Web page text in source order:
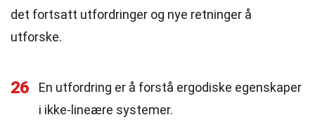
det fortsatt utfordringer og nye retninger å
utforske.
26
En utfordring er å forstå ergodiske egenskaper
i ikke-lineære systemer.